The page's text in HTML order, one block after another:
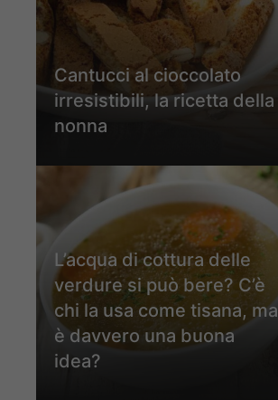
Cantucci al cioccolato
irresistibili, la ricetta della
nonna
L’acqua di cottura delle
verdure si può bere? C’è
chi la usa come tisana, ma
è davvero una buona
idea?